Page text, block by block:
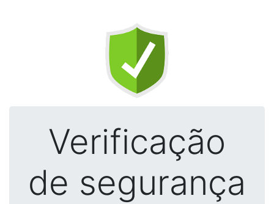
Verificação
de segurança